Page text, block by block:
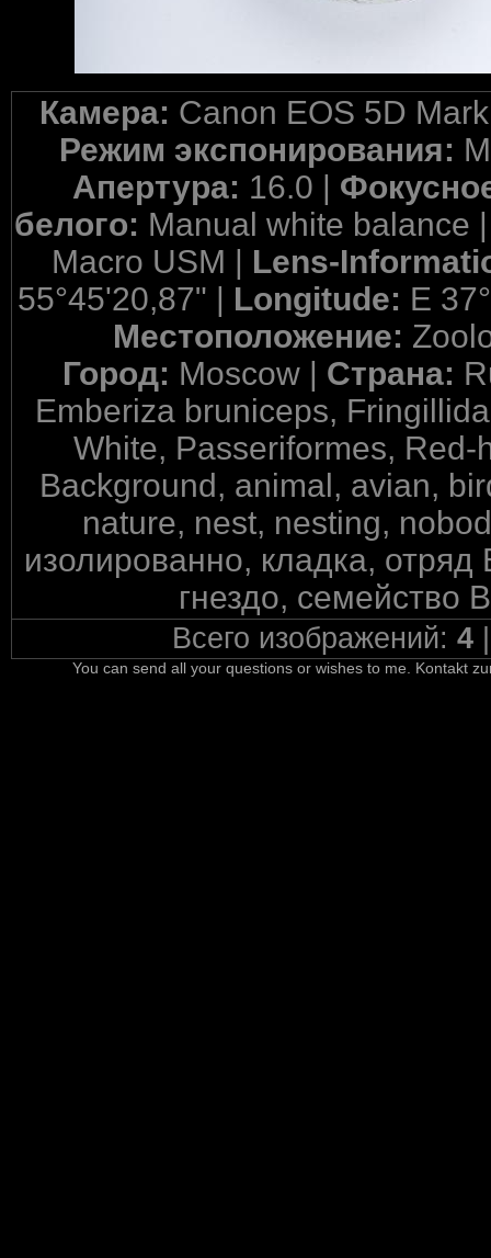
Камера: Canon EOS 5D
Режим экспонирования:
Апертура: 16.0 |
белого: Manual white balance
Macro USM | Lens-
55°45'20,87" | Longitude: E
Местоположение:
Город: Moscow | Страна:
Emberiza bruniceps,
White, Passeriformes,
Background, animal, avian,
nature, nest, nesting,
изолированно, кладка,
гнездо, семейство
Всего изображений: 4
You can send all your questions or wishes to me. Kontakt